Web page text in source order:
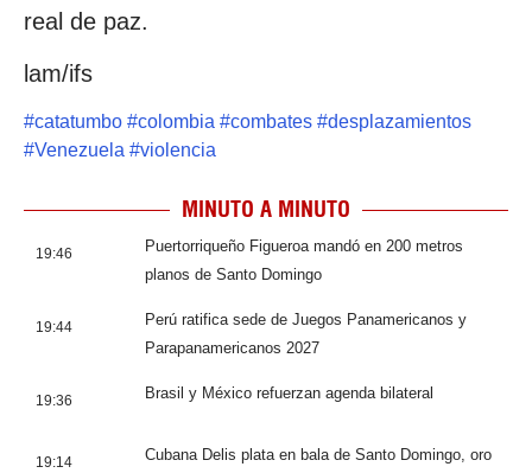
real de paz.
lam/ifs
#catatumbo #colombia #combates #desplazamientos
#Venezuela #violencia
MINUTO A MINUTO
19:46
Puertorriqueño Figueroa mandó en 200 metros
planos de Santo Domingo
19:44
Perú ratifica sede de Juegos Panamericanos y
Parapanamericanos 2027
19:36 Brasil y México refuerzan agenda bilateral
19:14
Cubana Delis plata en bala de Santo Domingo, oro